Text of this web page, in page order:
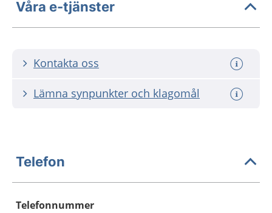
Våra e-tjänster
Kontakta oss
Lämna synpunkter och klagomål
Telefon
Telefonnummer